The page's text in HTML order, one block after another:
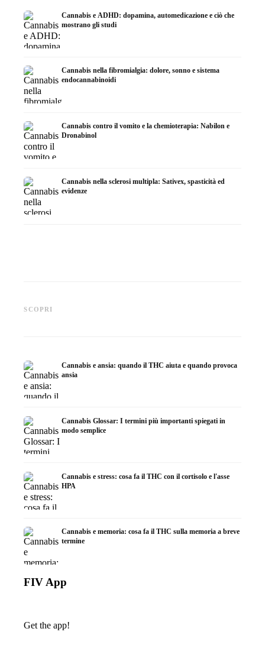
Cannabis e ADHD: dopamina, automedicazione e ciò che
mostrano gli studi
Cannabis nella fibromialgia: dolore, sonno e sistema
endocannabinoidi
Cannabis contro il vomito e la chemioterapia: Nabilon e
Dronabinol
Cannabis nella sclerosi multipla: Sativex, spasticità ed
evidenze
SCOPRI
ricerca
Cannabis e ansia: quando il THC aiuta e quando provoca
ansia
Cannabis Glossar: I termini più importanti spiegati in
modo semplice
Cannabis e stress: cosa fa il THC con il cortisolo e l'asse
HPA
Cannabis e memoria: cosa fa il THC sulla memoria a breve
termine
FIV App
Get the app!